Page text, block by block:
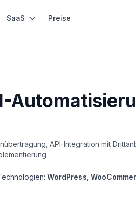
SaaS Preise
API-Integration mit
WordPress,